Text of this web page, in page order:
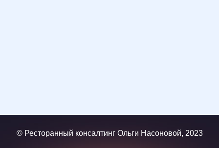
© Ресторанный консалтинг Ольги Насоновой, 2023